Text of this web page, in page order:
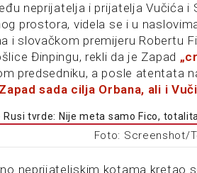
neprijatelja i prijatelja Vučića
prostora, videla se i u
i slovačkom premijeru Robertu
Đinpingu, rekli da je Zapad
predsedniku, a posle atentata
sada cilja Orbana, ali i
Foto: Screenshot/
neprijateljskim kotama kretao